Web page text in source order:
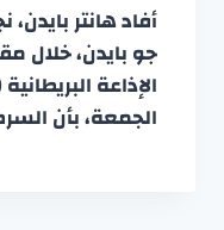
أفاد هانتر
جو بايدن، خلال
الإذاعة
الجمعة، بأن